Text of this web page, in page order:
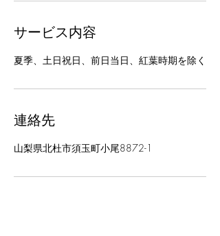
サービス内容
夏季、土日祝日、前日当日、紅葉時期を除く
連絡先
山梨県北杜市須玉町小尾8872-1